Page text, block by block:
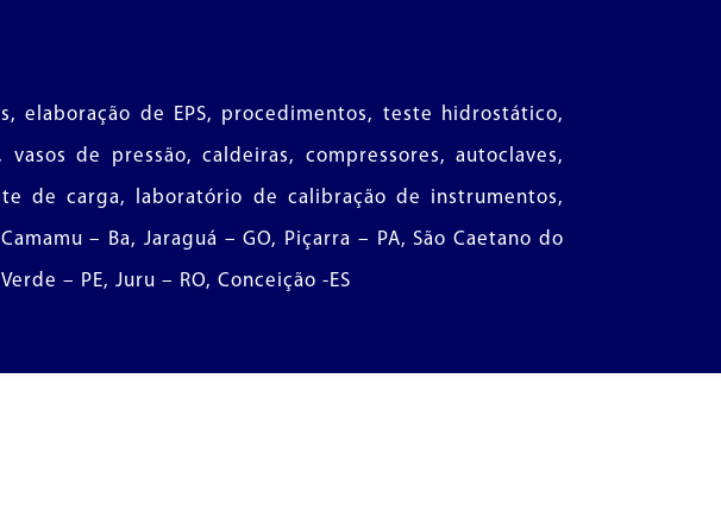
elaboração de EPS, procedimentos, teste hidrostático,
de pressão, caldeiras, compressores, autoclaves,
de carga, laboratório de calibração de instrumentos,
– Ba, Jaraguá – GO, Piçarra – PA, São Caetano do
– PE, Juru – RO, Conceição -ES